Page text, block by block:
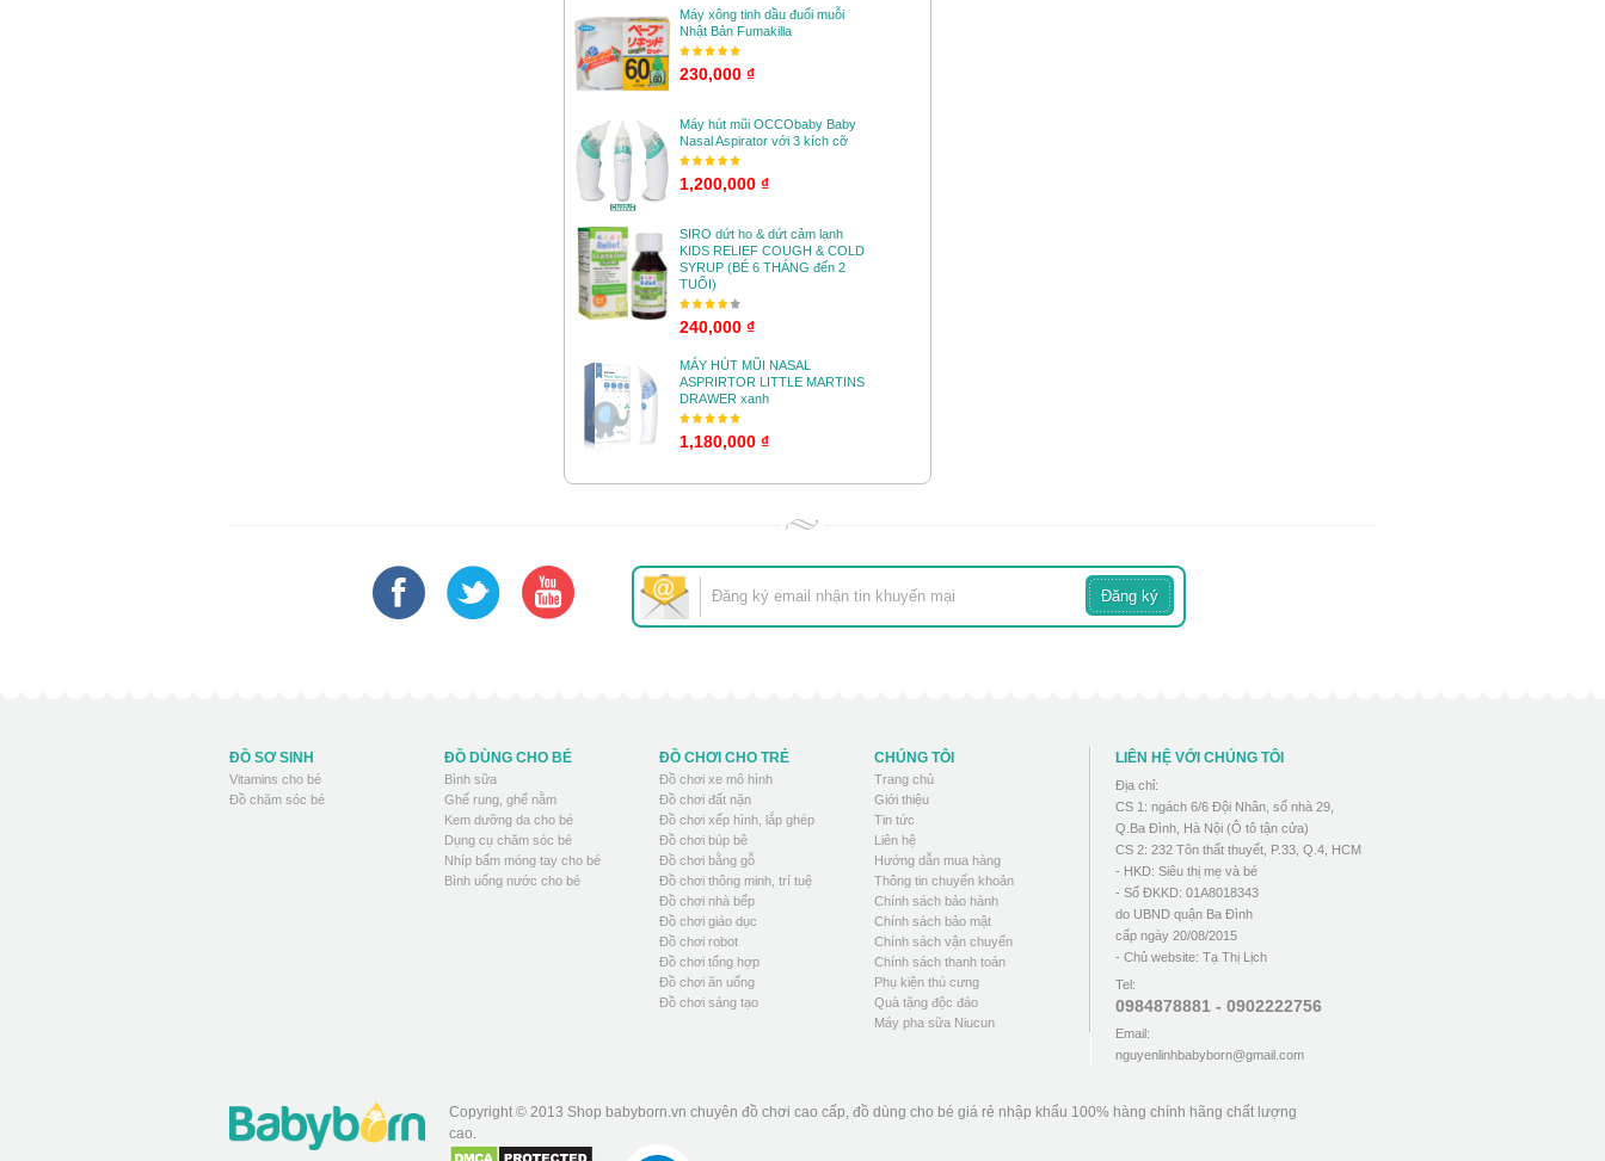
Máy xông tinh dầu đuổi muỗi
Nhật Bản Fumakilla
230,000 ₫
Máy hút mũi OCCObaby Baby
Nasal Aspirator với 3 kích cỡ
1,200,000 ₫
SIRO dứt ho & dứt cảm lạnh
KIDS RELIEF COUGH & COLD
SYRUP (BÉ 6 THÁNG đến 2
TUỔI)
240,000 ₫
MÁY HÚT MŨI NASAL
ASPRIRTOR LITTLE MARTINS
DRAWER xanh
1,180,000 ₫
ĐỒ SƠ SINH
Vitamins cho bé
Đồ chăm sóc bé
ĐỒ DÙNG CHO BÉ
Bình sữa
Ghế rung, ghế nằm
Kem dưỡng da cho bé
Dụng cụ chăm sóc bé
Nhíp bấm móng tay cho bé
Bình uống nước cho bé
ĐỒ CHƠI CHO TRẺ
Đồ chơi xe mô hình
Đồ chơi đất nặn
Đồ chơi xếp hình, lắp ghép
Đồ chơi búp bê
Đồ chơi bằng gỗ
Đồ chơi thông minh, trí tuệ
Đồ chơi nhà bếp
Đồ chơi giáo dục
Đồ chơi robot
Đồ chơi tổng hợp
Đồ chơi ăn uống
Đồ chơi sáng tạo
CHÚNG TÔI
Trang chủ
Giới thiệu
Tin tức
Liên hệ
Hướng dẫn mua hàng
Thông tin chuyển khoản
Chính sách bảo hành
Chính sách bảo mật
Chính sách vận chuyển
Chính sách thanh toán
Phụ kiện thú cưng
Quà tặng độc đáo
Máy pha sữa Niucun
LIÊN HỆ VỚI CHÚNG TÔI
Địa chỉ:
CS 1: ngách 6/6 Đội Nhân, số nhà 29,
Q.Ba Đình, Hà Nội (Ô tô tận cửa)
CS 2: 232 Tôn thất thuyết, P.33, Q.4, HCM
- HKD: Siêu thị mẹ và bé
- Số ĐKKD: 01A8018343
do UBND quận Ba Đình
cấp ngày 20/08/2015
- Chủ website: Tạ Thị Lịch
Tel:
0984878881 - 0902222756
Email:
nguyenlinhbabyborn@gmail.com
Copyright © 2013 Shop babyborn.vn chuyên đồ chơi cao cấp, đồ dùng cho bé giá rẻ nhập khẩu 100% hàng chính hãng chất lượng
cao.